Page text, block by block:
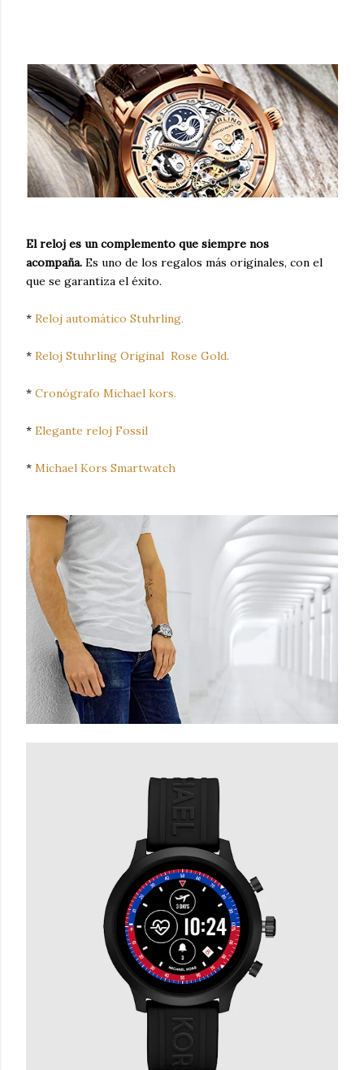
El reloj es un complemento que siempre nos
acompaña. Es uno de los regalos más originales, con el
que se garantiza el éxito.
* Reloj automático Stuhrling.
* Reloj Stuhrling Original Rose Gold.
* Cronógrafo Michael kors.
* Elegante reloj Fossil
* Michael Kors Smartwatch